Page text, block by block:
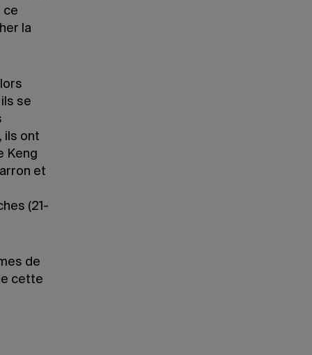
ce
la
se
ils ont
Keng
et
(21-
de
cette